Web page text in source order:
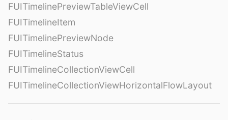
FUITimelinePreviewTableViewCell
FUITimelineItem
FUITimelinePreviewNode
FUITimelineStatus
FUITimelineCollectionViewCell
FUITimelineCollectionViewHorizontalFlowLayout